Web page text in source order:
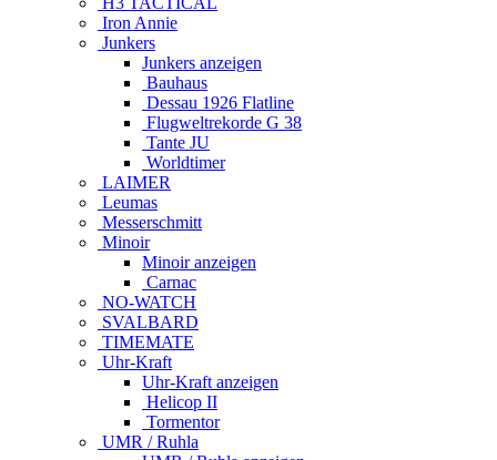
Iron Annie
Junkers
Junkers anzeigen
Bauhaus
Dessau 1926 Flatline
Flugweltrekorde G 38
Tante JU
Worldtimer
LAIMER
Leumas
Messerschmitt
Minoir
Minoir anzeigen
Carnac
NO-WATCH
SVALBARD
TIMEMATE
Uhr-Kraft
Uhr-Kraft anzeigen
Helicop II
Tormentor
UMR / Ruhla